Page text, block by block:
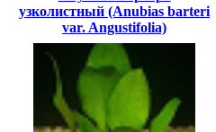
узколистный (Anubias barteri
var. Angustifolia)